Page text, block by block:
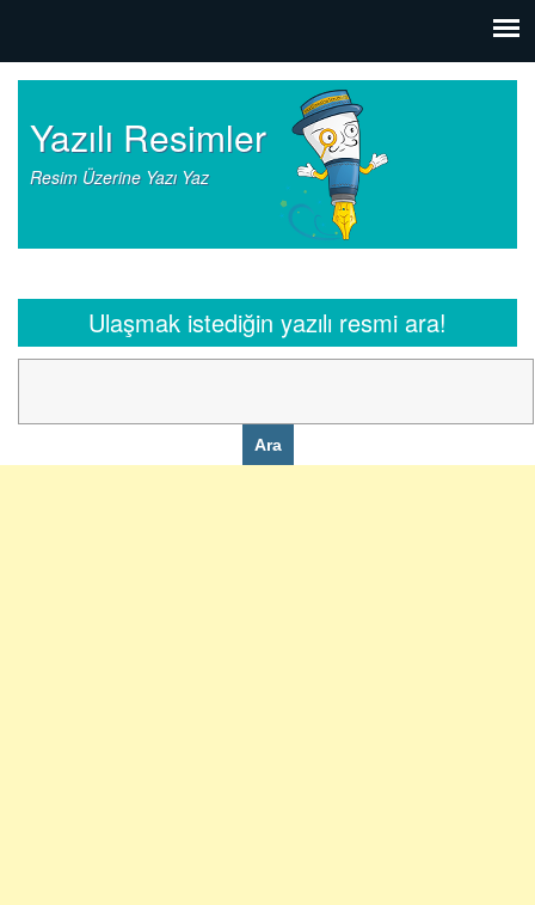
Yazılı Resimler
Resim Üzerine Yazı Yaz
Ulaşmak istediğin yazılı resmi ara!